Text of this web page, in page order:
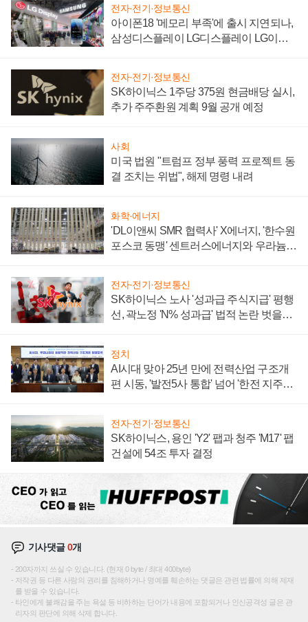
전자·전기·정보통신
아이폰18 '메모리 부족'에 출시 지연되나,
삼성디스플레이 LG디스플레이 LG이노
전자·전기·정보통신
SK하이닉스 1주당 375원 현금배당 실시,
추가 주주환원 계획 9월 공개 예정
사회
미국 법원 "트럼프 정부 풍력 프로젝트 동
결 조치는 위법", 해제 명령 내려
화학·에너지
'DL이앤씨 SMR 협력사' X에너지, '한수원
포스코 동맹' 센트러스에너지와 우라늄
전자·전기·정보통신
SK하이닉스 노사 '성과급 주식지급' 평행
선, 곽노정 'N% 성과급' 법적 논란 벗을지
정치
AI시대 맞아 25년 만에 전력산업 구조개
편 시동, '발전5사 통합' 넘어 '한전 지주사'
전자·전기·정보통신
SK하이닉스, 용인 'Y2' 팹과 청주 'M17' 팹
건설에 54조 투자 결정
기사댓글0개
200자까지 쓰실 수 있습니다. (현재 0 byte / 최대 400byte)
저작권 등 다른 사람의 권리를 침해하거나 명예를 훼손하는 댓글은 관련 법률에 의해 제재
를 받을 수 있습니다.
타인에게 불쾌감을 주는 욕설 등 비하하는 단어가 내용에 포함되거나 인신공격성 글은 관
리자의 판단에 의해 삭제 합니다.